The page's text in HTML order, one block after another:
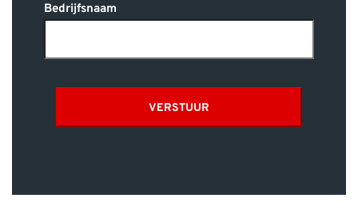
Bedrijfsnaam
VERSTUUR